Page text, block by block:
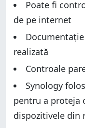
Poate fi
de pe internet
realizată
Controale
Synology
pentru a proteja
dispozitivele din